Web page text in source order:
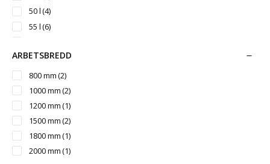
50 l(4)
55 l(6)
65 l(6)
70 l (4)
75 l(3)
80 l(1)
90 l(9)
100 l (5)
110 l (1)
ARBETSBREDD
800 mm(2)
1000 mm(2)
1200 mm(1)
1500 mm(2)
1800 mm(1)
2000 mm(1)